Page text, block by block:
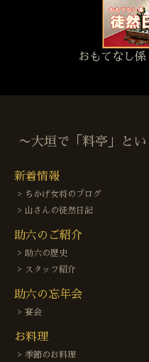
おもてなし
〜大垣で「料亭」と
新着情報
ちかげ女将のブログ
山さんの徒然日記
助六のご紹介
助六の歴史
スタッフ紹介
助六の忘年会
宴会
お料理
季節のお料理